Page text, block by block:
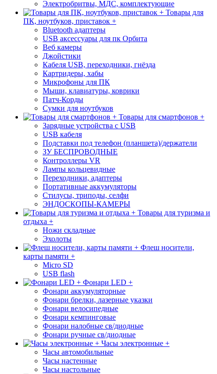
Электробритвы, МДС, комплектующие
Товары для
ПК, ноутбуков, приставок +
Bluetooth адаптеры
USB аксессуары для пк Орбита
Веб камеры
Джойстики
Кабеля USB, переходники, гнёзда
Картридеры, хабы
Микрофоны для ПК
Мыши, клавиатуры, коврики
Патч-Корды
Сумки для ноутбуков
Товары для смартфонов +
Зарядные устройства с USB
USB кабеля
Подставки под телефон (планшета)/держатели
ЗУ БЕСПРОВОДНЫЕ
Контроллеры VR
Лампы кольцевидные
Переходники, адаптеры
Портативные аккумуляторы
Стилусы, триподы, селфи
ЭНДОСКОПЫ-КАМЕРЫ
Товары для туризма и
отдыха +
Ножи складные
Эхолоты
Флеш носители,
карты памяти +
Micro SD
USB flash
Фонари LED +
Фонари аккумуляторные
Фонари брелки, лазерные указки
Фонари велосипедные
Фонари кемпинговые
Фонари налобные св/диодные
Фонари ручные св/диодные
Часы электронные +
Часы автомобильные
Часы настенные
Часы настольные